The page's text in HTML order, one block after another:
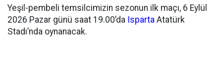
Yeşil-pembeli temsilcimizin sezonun ilk maçı, 6 Eylül
2026 Pazar günü saat 19.00’da Isparta Atatürk
Stadı’nda oynanacak.